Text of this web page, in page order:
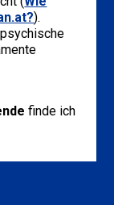
).
finde ich